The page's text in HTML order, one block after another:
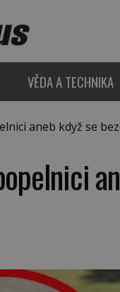
VĚDA A TECHNIKA
aneb když se